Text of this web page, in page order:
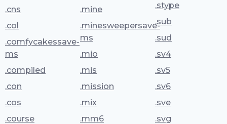
.cns
.col
.comfycakessave-
ms
.compiled
.con
.cos
.course
.mine
.minesweepersave-
ms
.mio
.mis
.mission
.mix
.mm6
.stype
.sub
.sud
.sv4
.sv5
.sv6
.sve
.svg